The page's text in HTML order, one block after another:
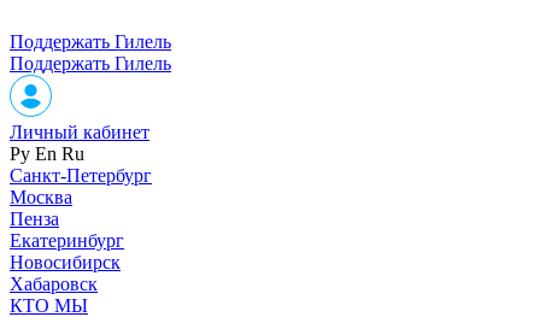
Поддержать Гилель
Поддержать Гилель
Личный кабинет
Ру En Ru
Санкт-Петербург
Москва
Пенза
Екатеринбург
Новосибирск
Хабаровск
КТО МЫ